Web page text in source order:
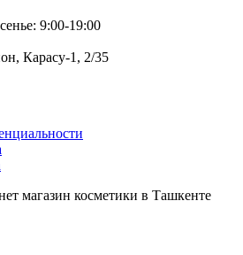
9:00-19:00
Карасу-1, 2/35
магазин косметики в Ташкенте